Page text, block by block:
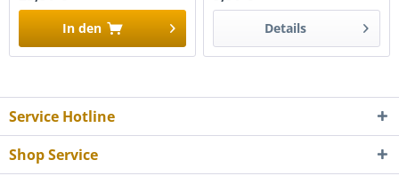
In den Details
Service Hotline
Shop Service